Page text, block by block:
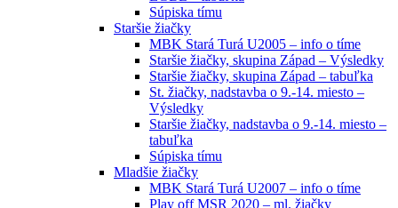
Súpiska tímu
Staršie žiačky
MBK Stará Turá U2005 – info o tíme
Staršie žiačky, skupina Západ – Výsledky
Staršie žiačky, skupina Západ – tabuľka
St. žiačky, nadstavba o 9.-14. miesto –
Výsledky
Staršie žiačky, nadstavba o 9.-14. miesto –
tabuľka
Súpiska tímu
Mladšie žiačky
MBK Stará Turá U2007 – info o tíme
Play off MSR 2020 – ml. žiačky